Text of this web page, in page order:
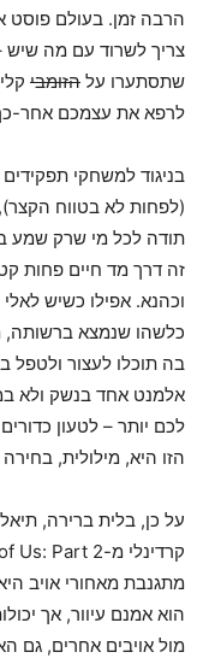
הרבה זמן. בעולם פוסט
צריך לשרוד עם מה שיש
שתסתערו על הזומבי
לרפא את עצמכם אחר-
בניגוד למשחקי
תודה לכל מי שרק שמע
זה דרך מד חיים פחות
וכהנא. אפילו כשיש
כלשהו שנמצא ברשותה,
בה תוכלו לעצור ולטפל
אלמנט אחד בנשק ולא
לכם יותר – לטעון
הזו היא, מילולית,
על כן, בלית ברירה,
מתגנבת מאחורי אויב
הוא אמנם עיוור, אך
מול אויבים אחרים, גם